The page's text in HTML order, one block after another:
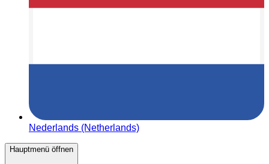
Nederlands (Netherlands)
Hauptmenü öffnen